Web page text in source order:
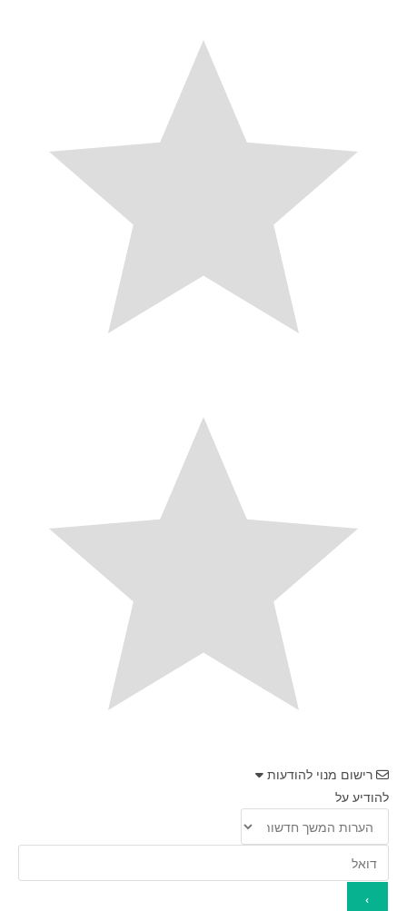
רישום מנוי להודעות
להודיע על